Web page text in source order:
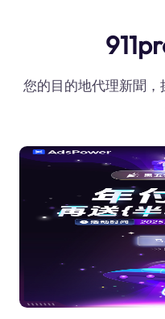
您的目的地代理新聞